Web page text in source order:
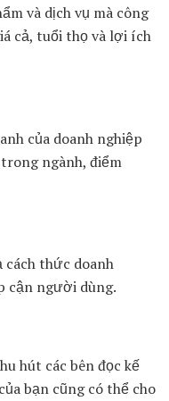
và dịch vụ mà công
cả, tuổi thọ và lợi ích
của doanh nghiệp
ngành, điểm
thức doanh
cận người dùng.
hút các bên đọc kế
bạn cũng có thể cho